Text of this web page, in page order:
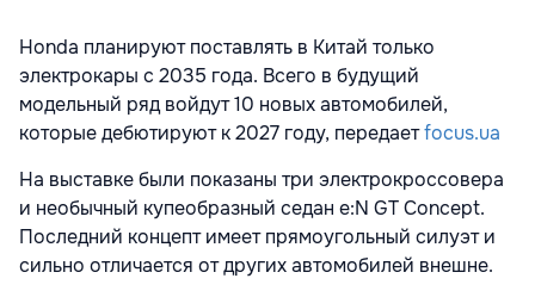
Honda планируют поставлять в Китай только
электрокары с 2035 года. Всего в будущий
модельный ряд войдут 10 новых автомобилей,
которые дебютируют к 2027 году, передаетfocus.ua
На выставке были показаны три электрокроссовера
и необычный купеобразный седан e:N GT Concept.
Последний концепт имеет прямоугольный силуэт и
сильно отличается от других автомобилей внешне.